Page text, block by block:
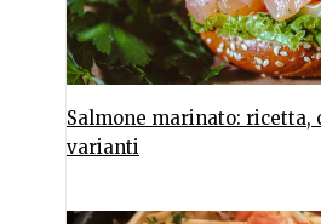
Salmone marinato: ricetta,
varianti